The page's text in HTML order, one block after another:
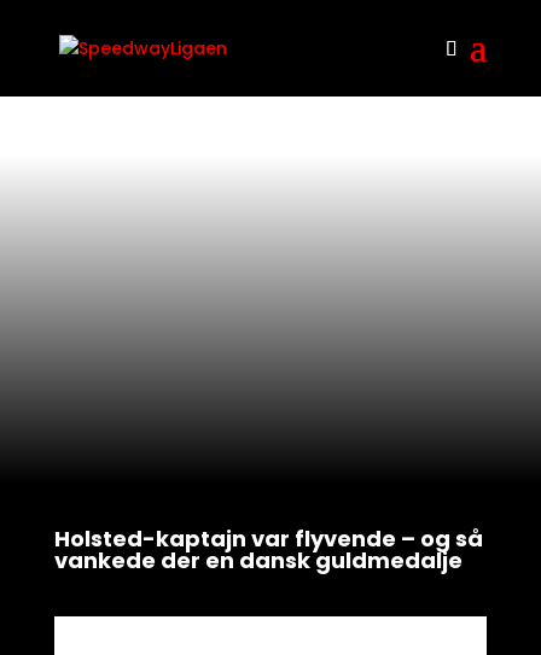
Holsted-kaptajn var flyvende – og så
vankede der en dansk guldmedalje